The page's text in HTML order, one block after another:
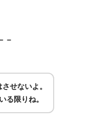
－
せないよ。
る限りね。